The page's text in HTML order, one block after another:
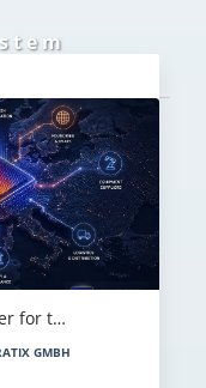
t e m
for t…
GMBH